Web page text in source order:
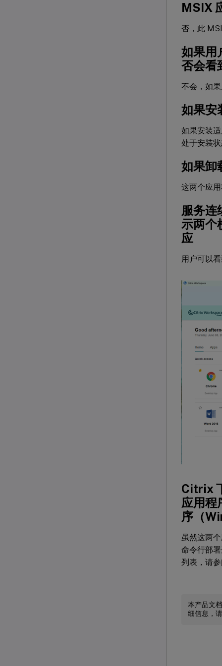
MSIX
否，此
如果用
否会看
不会，如
如果安
如果安装
处于安装
如果卸
这两个应
服务连
示两个
应
用户可以
Citrix
应用
序（
虽然这两
命令行部
列表，请
本产品文
细信息，